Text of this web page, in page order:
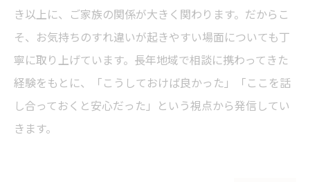
き以上に、ご家族の関係が大きく関わります。だからこ
そ、お気持ちのすれ違いが起きやすい場面についても丁
寧に取り上げています。長年地域で相談に携わってきた
経験をもとに、「こうしておけば良かった」「ここを話
し合っておくと安心だった」という視点から発信してい
きます。